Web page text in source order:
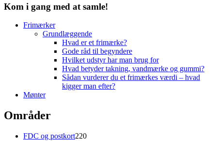
Kom i gang med at samle!
Frimærker
Grundlæggende
Hvad er et frimærke?
Gode råd til begyndere
Hvilket udstyr har man brug for
Hvad betyder takning, vandmærke og gummi?
Sådan vurderer du et frimærkes værdi – hvad
kigger man efter?
Mønter
Områder
FDC og postkort220220